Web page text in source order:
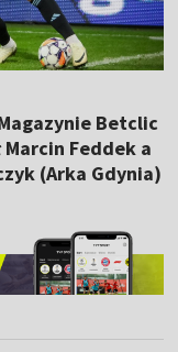
Betclic
Feddek a
(Arka Gdynia)